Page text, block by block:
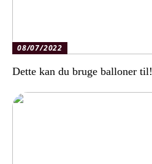
08/07/2022
Dette kan du bruge balloner til!